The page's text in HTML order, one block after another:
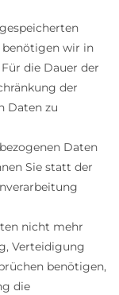
benötigen wir in
die Dauer der
der
Daten zu
Daten
Sie statt der
nicht mehr
Verteidigung
benötigen,
die